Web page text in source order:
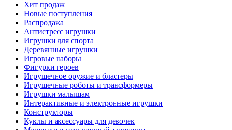
Хит продаж
Новые поступления
Распродажа
Антистресс игрушки
Игрушки для спорта
Деревянные игрушки
Игровые наборы
Фигурки героев
Игрушечное оружие и бластеры
Игрушечные роботы и трансформеры
Игрушки малышам
Интерактивные и электронные игрушки
Конструкторы
Куклы и аксессуары для девочек